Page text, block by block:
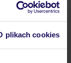
plikach cookies